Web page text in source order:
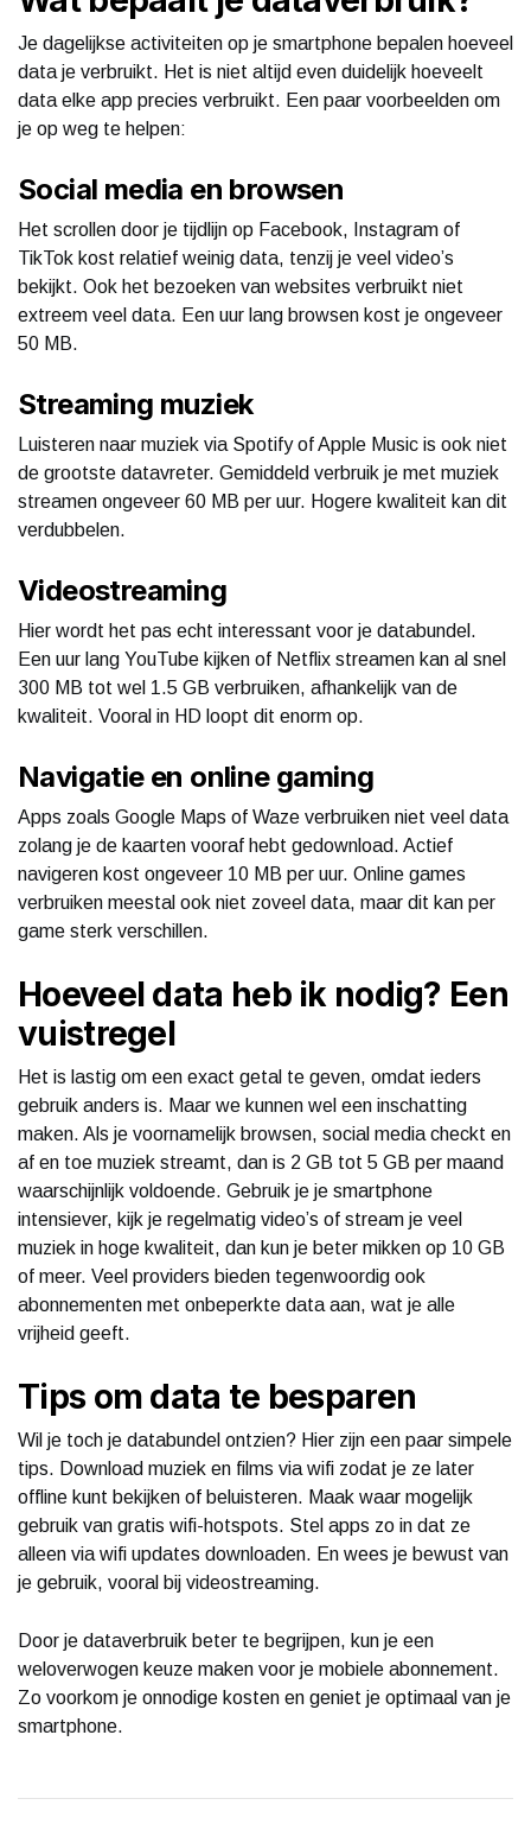
Je dagelijkse activiteiten op je smartphone bepalen hoeveel
data je verbruikt. Het is niet altijd even duidelijk hoeveelt
data elke app precies verbruikt. Een paar voorbeelden om
je op weg te helpen:
Social media en browsen
Het scrollen door je tijdlijn op Facebook, Instagram of
TikTok kost relatief weinig data, tenzij je veel video’s
bekijkt. Ook het bezoeken van websites verbruikt niet
extreem veel data. Een uur lang browsen kost je ongeveer
50 MB.
Streaming muziek
Luisteren naar muziek via Spotify of Apple Music is ook niet
de grootste datavreter. Gemiddeld verbruik je met muziek
streamen ongeveer 60 MB per uur. Hogere kwaliteit kan dit
verdubbelen.
Videostreaming
Hier wordt het pas echt interessant voor je databundel.
Een uur lang YouTube kijken of Netflix streamen kan al snel
300 MB tot wel 1.5 GB verbruiken, afhankelijk van de
kwaliteit. Vooral in HD loopt dit enorm op.
Navigatie en online gaming
Apps zoals Google Maps of Waze verbruiken niet veel data
zolang je de kaarten vooraf hebt gedownload. Actief
navigeren kost ongeveer 10 MB per uur. Online games
verbruiken meestal ook niet zoveel data, maar dit kan per
game sterk verschillen.
Hoeveel data heb ik nodig? Een
vuistregel
Het is lastig om een exact getal te geven, omdat ieders
gebruik anders is. Maar we kunnen wel een inschatting
maken. Als je voornamelijk browsen, social media checkt en
af en toe muziek streamt, dan is 2 GB tot 5 GB per maand
waarschijnlijk voldoende. Gebruik je je smartphone
intensiever, kijk je regelmatig video’s of stream je veel
muziek in hoge kwaliteit, dan kun je beter mikken op 10 GB
of meer. Veel providers bieden tegenwoordig ook
abonnementen met onbeperkte data aan, wat je alle
vrijheid geeft.
Tips om data te besparen
Wil je toch je databundel ontzien? Hier zijn een paar simpele
tips. Download muziek en films via wifi zodat je ze later
offline kunt bekijken of beluisteren. Maak waar mogelijk
gebruik van gratis wifi-hotspots. Stel apps zo in dat ze
alleen via wifi updates downloaden. En wees je bewust van
je gebruik, vooral bij videostreaming.
Door je dataverbruik beter te begrijpen, kun je een
weloverwogen keuze maken voor je mobiele abonnement.
Zo voorkom je onnodige kosten en geniet je optimaal van je
smartphone.